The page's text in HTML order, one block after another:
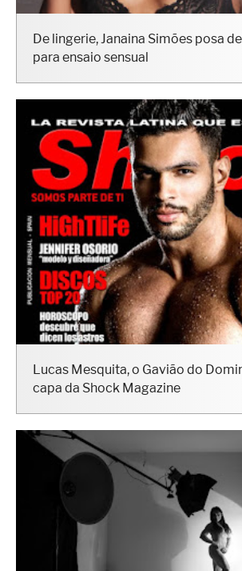
De lingerie, Janaina Simões posa
para ensaio sensual
Lucas Mesquita, o Gavião do
capa da Shock Magazine